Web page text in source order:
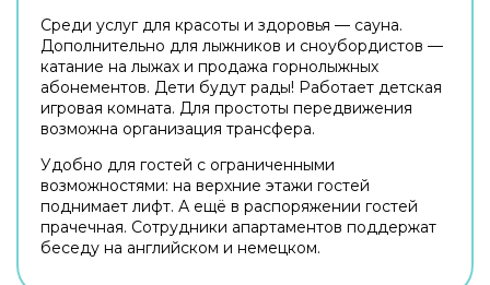
Среди услуг для красоты и здоровья — сауна.
Дополнительно для лыжников и сноубордистов —
катание на лыжах и продажа горнолыжных
абонементов. Дети будут рады! Работает детская
игровая комната. Для простоты передвижения
возможна организация трансфера.
Удобно для гостей с ограниченными
возможностями: на верхние этажи гостей
поднимает лифт. А ещё в распоряжении гостей
прачечная. Сотрудники апартаментов поддержат
беседу на английском и немецком.